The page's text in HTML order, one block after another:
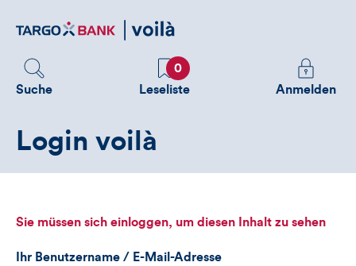
zum
Suche
Favoriten
0
Leseliste
Melden
Sie
sehen
Anmelden
Login voilà
Sie müssen sich einloggen, um diesen Inhalt zu sehen
Ihr Benutzername / E-Mail-Adresse